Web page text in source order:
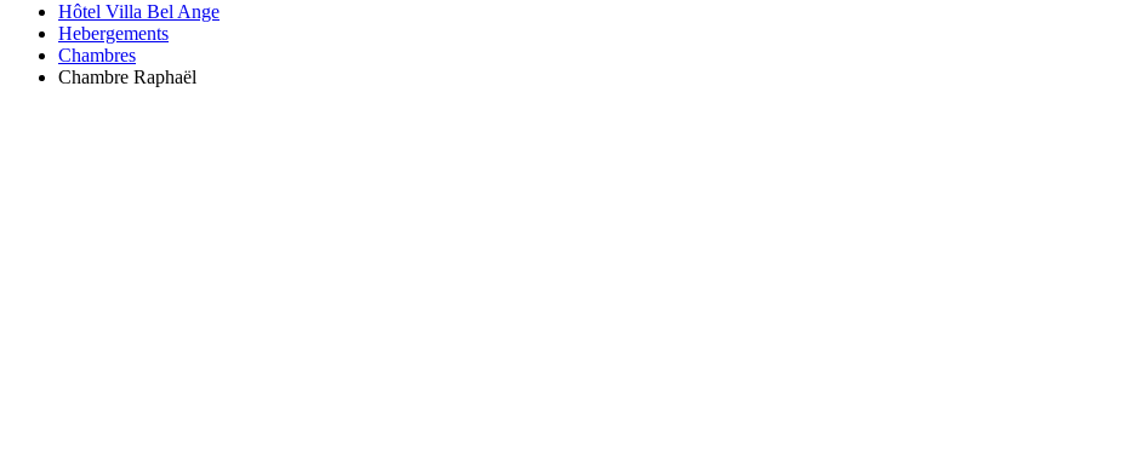
Hôtel Villa Bel Ange
Hebergements
Chambres
Chambre Raphaël